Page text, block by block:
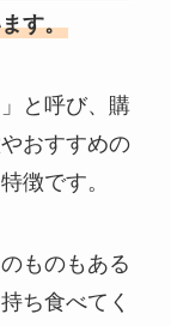
す。
と呼び、購
おすすめの
徴です。
ものもある
ち食べてく